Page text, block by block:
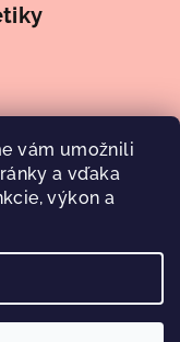
vám umožnili
a vďaka
výkon a